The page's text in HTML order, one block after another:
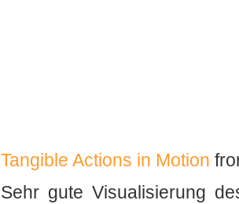
Tangible Actions in Motion
Sehr gute Visualisierung